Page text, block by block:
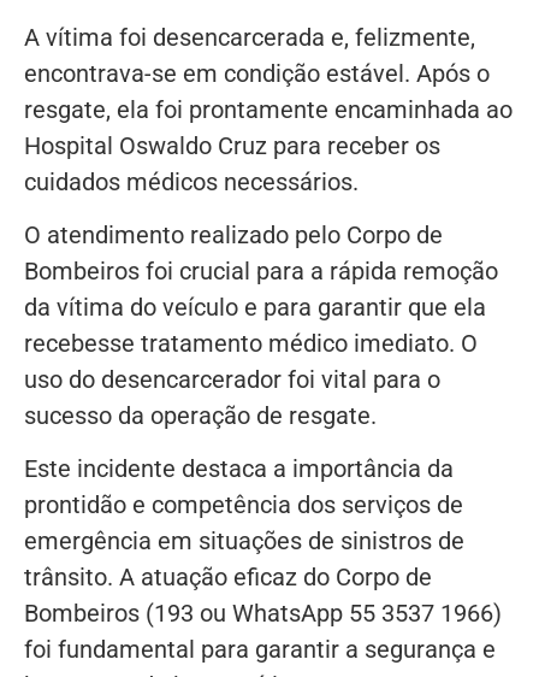
A vítima foi desencarcerada e, felizmente,
encontrava-se em condição estável. Após o
resgate, ela foi prontamente encaminhada ao
Hospital Oswaldo Cruz para receber os
cuidados médicos necessários.
O atendimento realizado pelo Corpo de
Bombeiros foi crucial para a rápida remoção
da vítima do veículo e para garantir que ela
recebesse tratamento médico imediato. O
uso do desencarcerador foi vital para o
sucesso da operação de resgate.
Este incidente destaca a importância da
prontidão e competência dos serviços de
emergência em situações de sinistros de
trânsito. A atuação eficaz do Corpo de
Bombeiros (193 ou WhatsApp 55 3537 1966)
foi fundamental para garantir a segurança e